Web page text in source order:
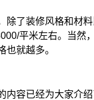
了装修风格和材料
平米左右。当
也就越多。
已经为大家介绍